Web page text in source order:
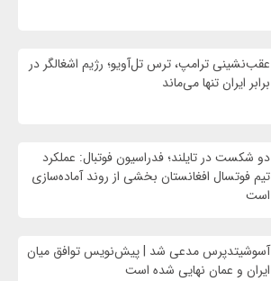
عقب‌نشینی ترامپ، ترس تل‌آویو؛ رژیم اشغالگر در
برابر ایران تنها می‌ماند
دو شکست در تایلند؛ فدراسیون فوتبال: عملکرد
تیم فوتسال افغانستان بخشی از روند آماده‌سازی
است
آسوشیتدپرس مدعی شد | پیش‌نویس توافق میان
ایران و عمان نهایی شده است